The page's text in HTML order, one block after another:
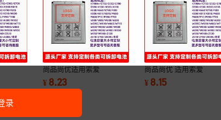
F305/K800
电池
尚品尚优适用索爱
P990/T700/V800/V802/W300
1000mAh BST33锂电池
¥8.23
尚品尚优 适用索爱
G900/K530I/K550/
1000mAh BST33锂电
¥8.15
录